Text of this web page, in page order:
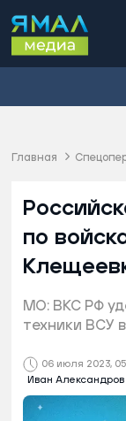
Главная
06 июля 2023,
Иван Александров
по
МО: ВКС РФ
техники ВСУ